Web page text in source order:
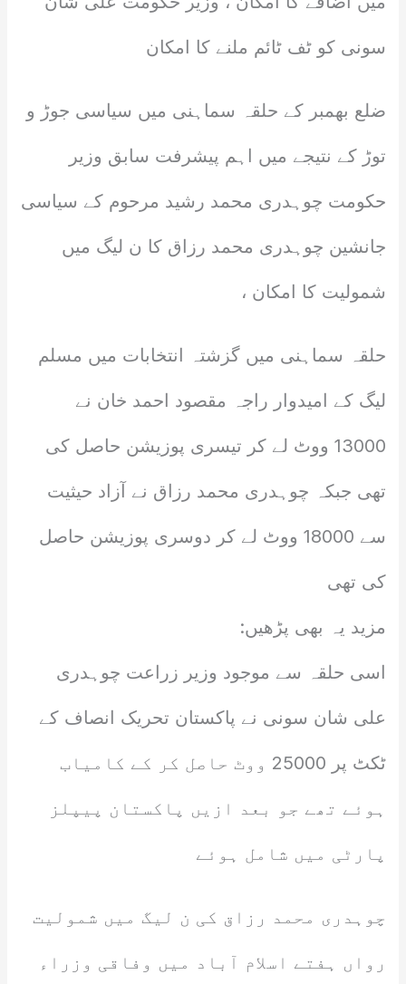
سونی کو ٹف ٹائم ملنے کا امکان
ضلع بھمبر کے حلقہ سماہنی میں سیاسی جوڑ و
توڑ کے نتیجے میں اہم پیشرفت سابق وزیر
حکومت چوہدری محمد رشید مرحوم کے سیاسی
جانشین چوہدری محمد رزاق کا ن لیگ میں
شمولیت کا امکان ،
حلقہ سماہنی میں گزشتہ انتخابات میں مسلم
لیگ کے امیدوار راجہ مقصود احمد خان نے
13000 ووٹ لے کر تیسری پوزیشن حاصل کی
تھی جبکہ چوہدری محمد رزاق نے آزاد حیثیت
سے 18000 ووٹ لے کر دوسری پوزیشن حاصل
کی تھی
مزید یہ بھی پڑھیں:
اسی حلقہ سے موجود وزیر زراعت چوہدری
علی شان سونی نے پاکستان تحریک انصاف کے
ٹکٹ پر 25000 ووٹ حاصل کر کے کامیاب
ہوئے تھے جو بعد ازیں پاکستان پیپلز
پارٹی میں شامل ہوئے
چوہدری محمد رزاق کی ن لیگ میں شمولیت
رواں ہفتے اسلام آباد میں وفاقی وزراء